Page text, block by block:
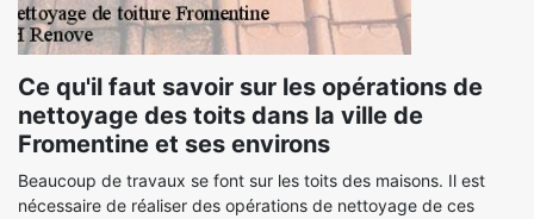
Ce qu'il faut savoir sur les opérations de
nettoyage des toits dans la ville de
Fromentine et ses environs
Beaucoup de travaux se font sur les toits des maisons. Il est
nécessaire de réaliser des opérations de nettoyage de ces